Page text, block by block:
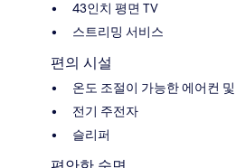
43인치 평면 TV
스트리밍 서비스
편의 시설
온도 조절이 가능한 에어컨
전기 주전자
슬리퍼